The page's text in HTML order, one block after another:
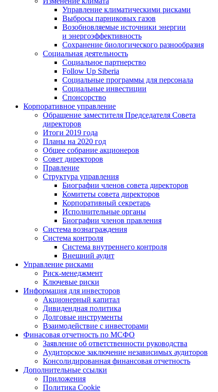
Управление климатическими рисками
Выбросы парниковых газов
Возобновляемые источники энергии
и энергоэффективность
Сохранение биологического разнообразия
Социальная деятельность
Социальное партнерство
Follow Up Siberia
Социальные программы для персонала
Социальные инвестиции
Спонсорство
Корпоративное управление
Обращение заместителя Председателя Совета
директоров
Итоги 2019 года
Планы на 2020 год
Общее собрание акционеров
Совет директоров
Правление
Структура управления
Биографии членов совета директоров
Комитеты совета директоров
Корпоративный секретарь
Исполнительные органы
Биографии членов правления
Система вознаграждения
Система контроля
Система внутреннего контроля
Внешний аудит
Управление рисками
Риск-менеджмент
Ключевые риски
Информация для инвесторов
Акционерный капитал
Дивидендная политика
Долговые инструменты
Взаимодействие с инвеcторами
Финасовая отчетность по МСФО
Заявление об ответственности руководства
Аудиторское заключение независимых аудиторов
Консолидированная финансовая отчетность
Дополнительные ссылки
Приложения
Политика Cookie